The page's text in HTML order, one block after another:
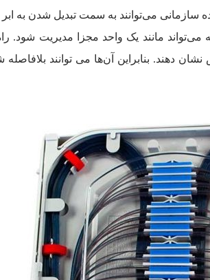
سازمانی می‌توانند به سمت تبدیل شدن به
بنابراین آن‌ها می توانند بلافاصله